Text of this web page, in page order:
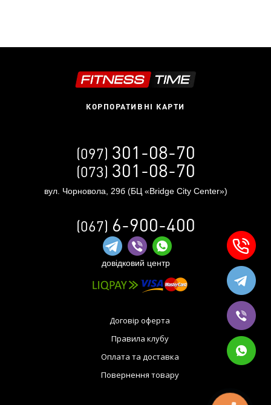
КОРПОРАТИВНІ КАРТИ
(097) 301-08-70
(073) 301-08-70
вул. Чорновола, 29б (БЦ «Bridge City Center»)
(067) 6-900-400
довідковий центр
Договір оферта
Правила клубу
Оплата та доставка
Повернення товару